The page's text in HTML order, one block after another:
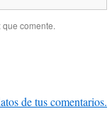
comente.
de tus comentarios.